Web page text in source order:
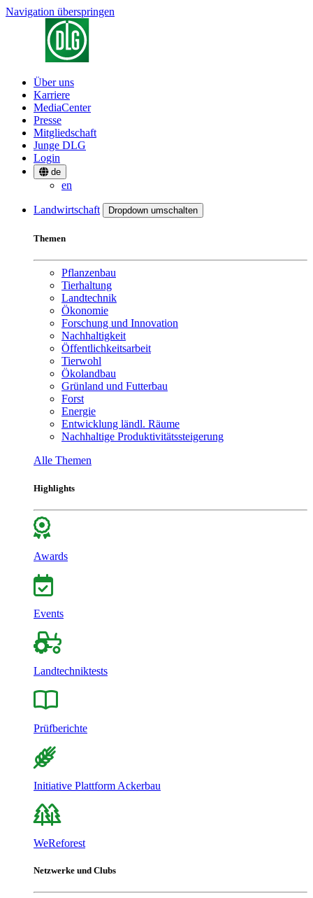
Navigation überspringen
Über uns
Karriere
MediaCenter
Presse
Mitgliedschaft
Junge DLG
Login
de
en
Landwirtschaft Dropdown umschalten
Themen
Pflanzenbau
Tierhaltung
Landtechnik
Ökonomie
Forschung und Innovation
Nachhaltigkeit
Öffentlichkeitsarbeit
Tierwohl
Ökolandbau
Grünland und Futterbau
Forst
Energie
Entwicklung ländl. Räume
Nachhaltige Produktivitätssteigerung
Alle Themen
Highlights
Awards
Events
Landtechniktests
Prüfberichte
Initiative Plattform Ackerbau
WeReforest
Netzwerke und Clubs